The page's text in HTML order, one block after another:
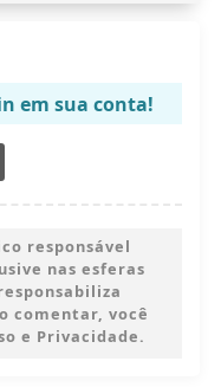
em sua conta!
responsável
nas esferas
comentar, você
e Privacidade.